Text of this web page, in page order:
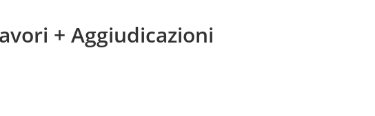
+ Aggiudicazioni